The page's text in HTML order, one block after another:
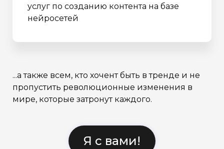
услуг по созданию контента на базе
нейросетей
...а также всем, кто хочент быть в тренде и не
пропустить революционные изменения в
мире, которые затронут каждого.
Я с вами!